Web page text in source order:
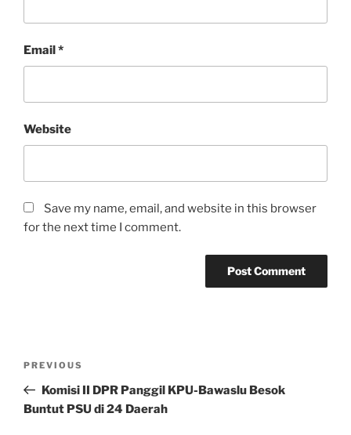
Email*
Website
Save my name, email, and website in this browser
for the next time I comment.
Previous
Post
PREVIOUS
Komisi II DPR Panggil KPU-Bawaslu Besok
Buntut PSU di 24 Daerah